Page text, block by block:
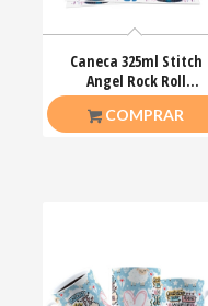
Caneca 325ml Stitch
Angel Rock Roll
Motoclub Motoqueiro
COMPRAR